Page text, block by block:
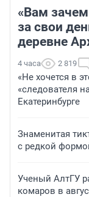
«Вам
за свои
деревне
4 часа 2 819
«Не хочется в
«следователя
Екатеринбурге
Знаменитая
с редкой
Ученый АлтГУ
комаров в